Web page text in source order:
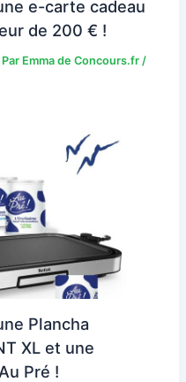
e-carte cadeau
de 200 € !
Emma de Concours.fr /
Plancha
XL et une
Pré !